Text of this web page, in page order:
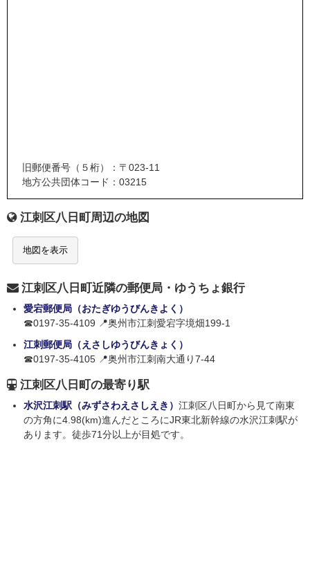
旧郵便番号（５桁）：〒023-11
地方公共団体コード：03215
江刺区八日町周辺の地図
地図を表示
江刺区八日町近隣の郵便局・ゆうちょ銀行
愛宕郵便局（おたぎゆうびんきよく）
☎0197-35-4109 📍奥州市江刺愛宕字境畑199-1
江刺郵便局（えさしゆうびんきょく）
☎0197-35-4105 📍奥州市江刺南大通り7-44
江刺区八日町の最寄り駅
水沢江刺駅（みずさわえさしえき） 江刺区八日町から見て南東
の方角に4.98(km)進んだところにJR東北新幹線の水沢江刺駅が
あります。徒歩71分以上が目処です。